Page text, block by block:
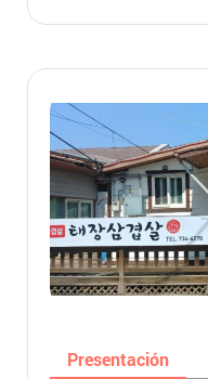
Presentación